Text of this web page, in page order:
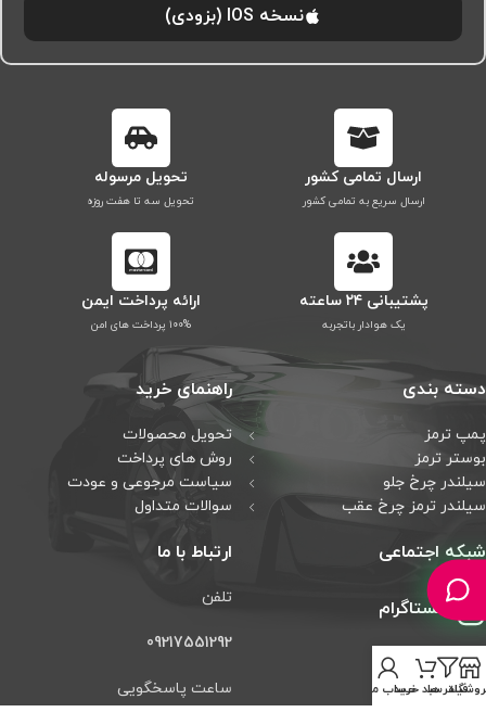
نسخه IOS (بزودی)
ارسال تمامی کشور
ارسال سریع به تمامی کشور
تحویل مرسوله
تحویل سه تا هفت روزه
پشتیبانی ۲۴ ساعته
یک هوادار باتجربه
ارائه پرداخت ایمن
۱۰۰% پرداخت های امن
دسته بندی
پمپ ترمز
بوستر ترمز
سیلندر چرخ جلو
سیلندر ترمز چرخ عقب
راهنمای خرید
تحویل محصولات
روش های پرداخت
سیاست مرجوعی و عودت
سوالات متداول
شبکه اجتماعی
اینستاگرام
تلگرام
ارتباط با ما
تلفن
09217551292
ساعت پاسخگویی فیلتر هاسبد خریدحساب من